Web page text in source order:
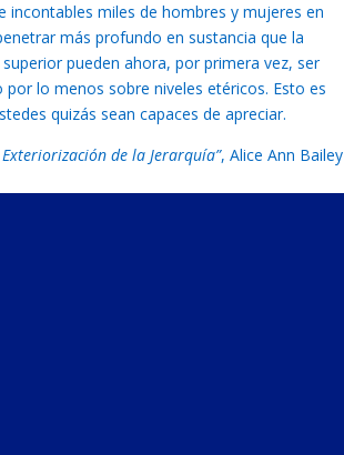
incontables miles de hombres y mujeres en
más profundo en sustancia que la
pueden ahora, por primera vez, ser
lo menos sobre niveles etéricos. Esto es
quizás sean capaces de apreciar.
Exteriorización de la Jerarquía”, Alice Ann Bailey